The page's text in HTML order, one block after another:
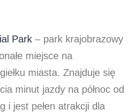
Park – park krajobrazowy
miejsce na
miasta. Znajduje się
minut jazdy na północ od
i jest pełen atrakcji dla